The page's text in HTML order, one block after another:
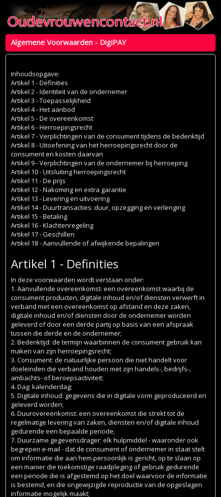
Algemene Voorwaarden - DigiPAY
Inhoudsopgave:
Artikel 1 - Definities
Artikel 2 - Identiteit van de ondernemer
Artikel 3 - Toepasselijkheid
Artikel 4 - Het aanbod
Artikel 5 - De overeenkomst
Artikel 6 - Herroepingsrecht
Artikel 7 - Verplichtingen van de consument tijdens de bedenktijd
Artikel 8 - Uitoefening van het herroepingsrecht door de
consument en kosten daarvan
Artikel 9 - Verplichtingen van de ondernemer bij herroeping
Artikel 10 - Uitsluiting herroepingsrecht
Artikel 11 - De prijs
Artikel 12 - Nakoming en extra garantie
Artikel 13 - Levering en uitvoering
Artikel 14 - Duurtransacties: duur, opzegging en verlenging
Artikel 15 - Betaling
Artikel 16 - Klachtenregeling
Artikel 17 - Geschillen
Artikel 18 - Aanvullende of afwijkende bepalingen
Artikel 1 - Definities
In deze voorwaarden wordt verstaan onder:
1. Aanvullende overeenkomst: een overeenkomst waarbij de
consument producten, digitale inhoud en/of diensten verwerft in
verband met een overeenkomst op afstand en deze zaken,
digitale inhoud en/of diensten door de ondernemer worden
geleverd of door een derde partij op basis van een afspraak
tussen die derde en de ondernemer;
2. Bedenktijd: de termijn waarbinnen de consument gebruik kan
maken van zijn herroepingsrecht;
3. Consument: de natuurlijke persoon die niet handelt voor
doeleinden die verband houden met zijn handels-, bedrijfs-,
ambachts- of beroepsactiviteit;
4. Dag: kalenderdag;
5. Digitale inhoud: gegevens die in digitale vorm geproduceerd en
geleverd worden;
6. Duurovereenkomst: een overeenkomst die strekt tot de
regelmatige levering van zaken, diensten en/of digitale inhoud
gedurende een bepaalde periode;
7. Duurzame gegevensdrager: elk hulpmiddel - waaronder ook
begrepen e-mail - dat de consument of ondernemer in staat stelt
om informatie die aan hem persoonlijk is gericht, op te slaan op
een manier die toekomstige raadpleging of gebruik gedurende
een periode die is afgestemd op het doel waarvoor de informatie
is bestemd, en die ongewijzigde reproductie van de opgeslagen
informatie mogelijk maakt;